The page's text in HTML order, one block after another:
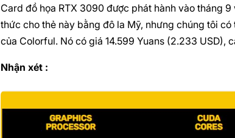
Card đồ họa RTX 3090 được phát hành vào tháng
thức cho thẻ này bằng đô la Mỹ, nhưng chúng tôi
của Colorful. Nó có giá 14.599 Yuans (2.233 USD),
Nhận xét :